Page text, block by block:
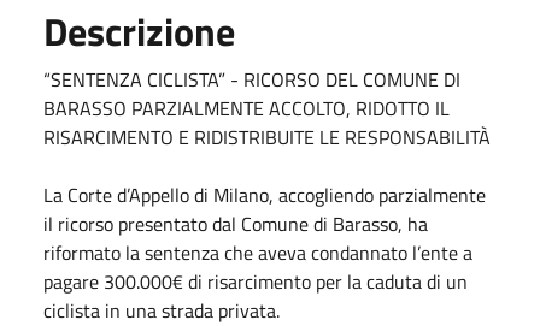
Descrizione
“SENTENZA CICLISTA” - RICORSO DEL COMUNE DI
BARASSO PARZIALMENTE ACCOLTO, RIDOTTO IL
RISARCIMENTO E RIDISTRIBUITE LE RESPONSABILITÀ
La Corte d’Appello di Milano, accogliendo parzialmente
il ricorso presentato dal Comune di Barasso, ha
riformato la sentenza che aveva condannato l’ente a
pagare 300.000€ di risarcimento per la caduta di un
ciclista in una strada privata.